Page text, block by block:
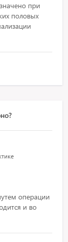
при
половых
операции
и во